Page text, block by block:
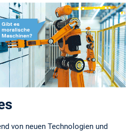
von neuen Technologien und